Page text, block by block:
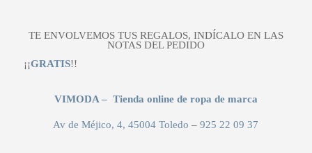
TE ENVOLVEMOS TUS REGALOS, INDÍCALO EN LAS
NOTAS DEL PEDIDO
¡¡GRATIS!!
VIMODA – Tienda online de ropa de marca
Av de Méjico, 4, 45004 Toledo –925 22 09 37